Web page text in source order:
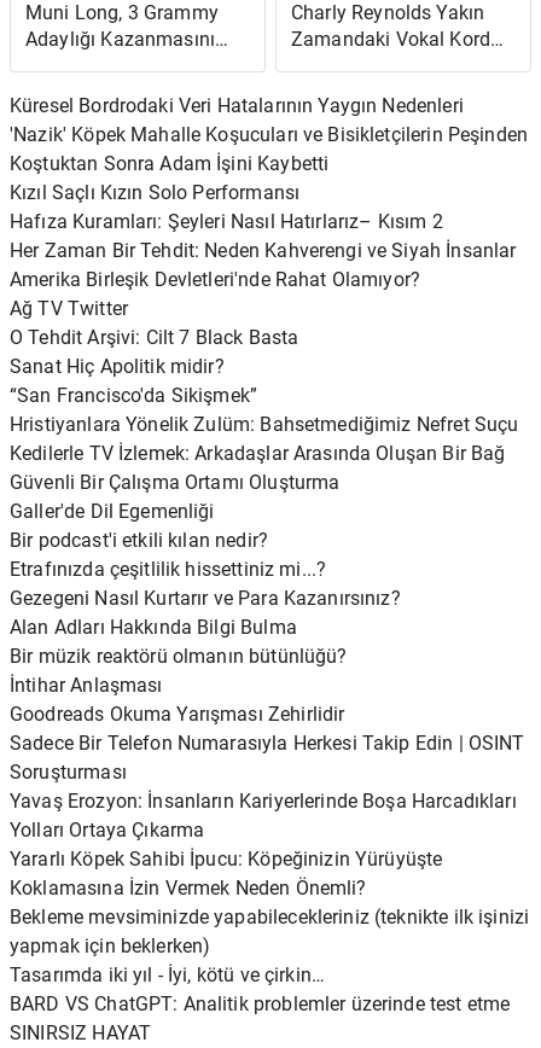
Muni Long, 3 Grammy
Adaylığı Kazanmasını
Henüz "İşlemden
Geçirmediğini" Söyledi:
"Her Şey Çok Hızlı
Gidiyor"
Charly Reynolds Yakın
Zamandaki Vokal Kord
Ameliyatını Açıkladı:
'Şarkı Söylemekte Sorun
Yaşıyordum'
Küresel Bordrodaki Veri Hatalarının Yaygın Nedenleri
'Nazik' Köpek Mahalle Koşucuları ve Bisikletçilerin Peşinden
Koştuktan Sonra Adam İşini Kaybetti
Kızıl Saçlı Kızın Solo Performansı
Hafıza Kuramları: Şeyleri Nasıl Hatırlarız– Kısım 2
Her Zaman Bir Tehdit: Neden Kahverengi ve Siyah İnsanlar
Amerika Birleşik Devletleri'nde Rahat Olamıyor?
Ağ TV Twitter
O Tehdit Arşivi: Cilt 7 Black Basta
Sanat Hiç Apolitik midir?
“San Francisco'da Sikişmek”
Hristiyanlara Yönelik Zulüm: Bahsetmediğimiz Nefret Suçu
Kedilerle TV İzlemek: Arkadaşlar Arasında Oluşan Bir Bağ
Güvenli Bir Çalışma Ortamı Oluşturma
Galler'de Dil Egemenliği
Bir podcast'i etkili kılan nedir?
Etrafınızda çeşitlilik hissettiniz mi...?
Gezegeni Nasıl Kurtarır ve Para Kazanırsınız?
Alan Adları Hakkında Bilgi Bulma
Bir müzik reaktörü olmanın bütünlüğü?
İntihar Anlaşması
Goodreads Okuma Yarışması Zehirlidir
Sadece Bir Telefon Numarasıyla Herkesi Takip Edin | OSINT
Soruşturması
Yavaş Erozyon: İnsanların Kariyerlerinde Boşa Harcadıkları
Yolları Ortaya Çıkarma
Yararlı Köpek Sahibi İpucu: Köpeğinizin Yürüyüşte
Koklamasına İzin Vermek Neden Önemli?
Bekleme mevsiminizde yapabilecekleriniz (teknikte ilk işinizi
yapmak için beklerken)
Tasarımda iki yıl - İyi, kötü ve çirkin…
BARD VS ChatGPT: Analitik problemler üzerinde test etme
SINIRSIZ HAYAT